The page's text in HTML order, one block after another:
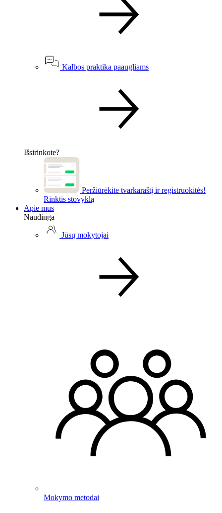
Kalbos praktika paaugliams
Išsirinkote?
Peržiūrėkite tvarkaraštį ir registruokitės!
Rinktis stovyklą
Apie mus
Naudinga
Jūsų mokytojai
Mokymo metodai